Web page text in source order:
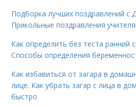
Подборка лучших поздравлений с
Прикольные поздравления
Как определить без теста ранний
Способы определения
Как избавиться от загара в
лице. Как убрать загар с лица в
быстро